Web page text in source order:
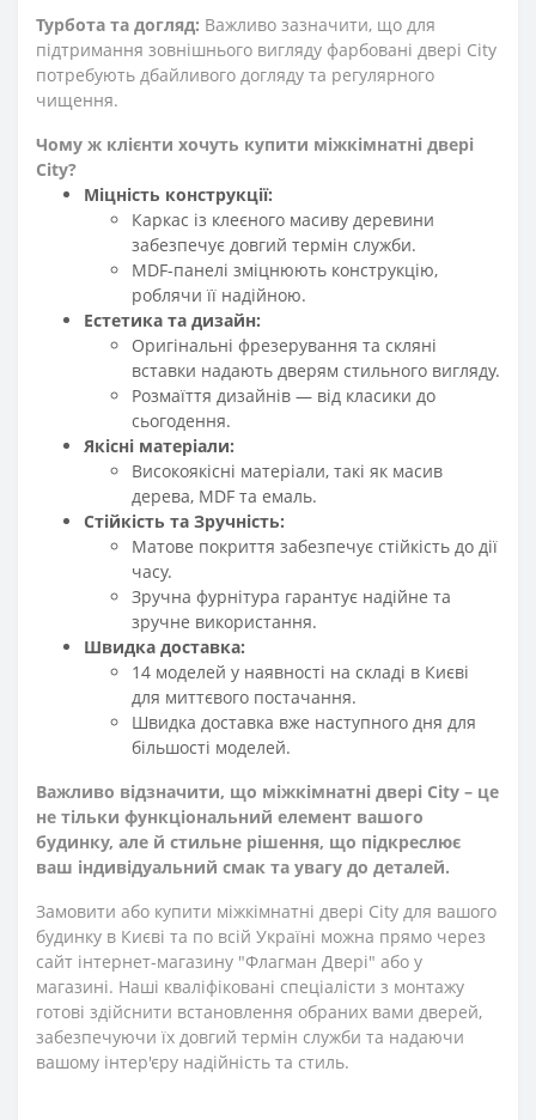
Турбота та догляд: Важливо зазначити, що для
підтримання зовнішнього вигляду фарбовані двері City
потребують дбайливого догляду та регулярного
чищення.
Чому ж клієнти хочуть купити міжкімнатні двері
City?
Міцність конструкції:
Каркас із клеєного масиву деревини
забезпечує довгий термін служби.
MDF-панелі зміцнюють конструкцію,
роблячи її надійною.
Естетика та дизайн:
Оригінальні фрезерування та скляні
вставки надають дверям стильного вигляду.
Розмаїття дизайнів — від класики до
сьогодення.
Якісні матеріали:
Високоякісні матеріали, такі як масив
дерева, MDF та емаль.
Стійкість та Зручність:
Матове покриття забезпечує стійкість до дії
часу.
Зручна фурнітура гарантує надійне та
зручне використання.
Швидка доставка:
14 моделей у наявності на складі в Києві
для миттєвого постачання.
Швидка доставка вже наступного дня для
більшості моделей.
Важливо відзначити, що міжкімнатні двері City – це
не тільки функціональний елемент вашого
будинку, але й стильне рішення, що підкреслює
ваш індивідуальний смак та увагу до деталей.
Замовити або купити міжкімнатні двері City для вашого
будинку в Києві та по всій Україні можна прямо через
сайт інтернет-магазину "Флагман Двері" або у
магазині. Наші кваліфіковані спеціалісти з монтажу
готові здійснити встановлення обраних вами дверей,
забезпечуючи їх довгий термін служби та надаючи
вашому інтер'єру надійність та стиль.